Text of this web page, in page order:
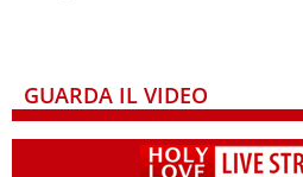
GUARDA IL VIDEO